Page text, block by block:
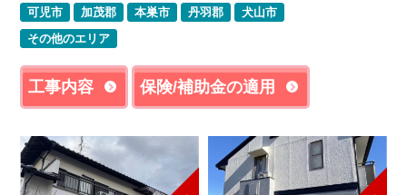
可児市
加茂郡 本巣市 丹羽郡
犬山市
その他のエリア
工事内容 保険/補助金の適用